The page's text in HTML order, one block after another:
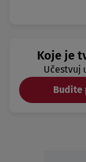
Koje je
Učestvuj
Budite